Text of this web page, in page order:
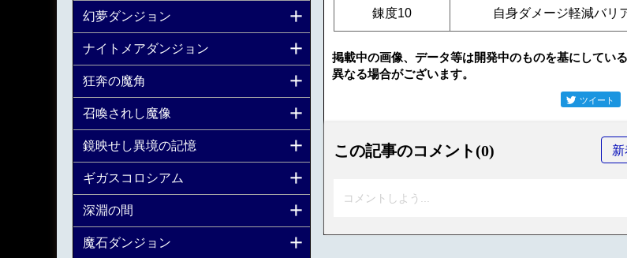
錬度10 自身ダメージ軽減バリ
掲載中の画像、データ等は開発中のものを基にしてい
異なる場合がございます。
ツイート
この記事のコメント(0)
コメントしよう...
幻夢ダンジョン
ナイトメアダンジョン
狂奔の魔角
召喚されし魔像
鏡映せし異境の記憶
ギガスコロシアム
深淵の間
魔石ダンジョン